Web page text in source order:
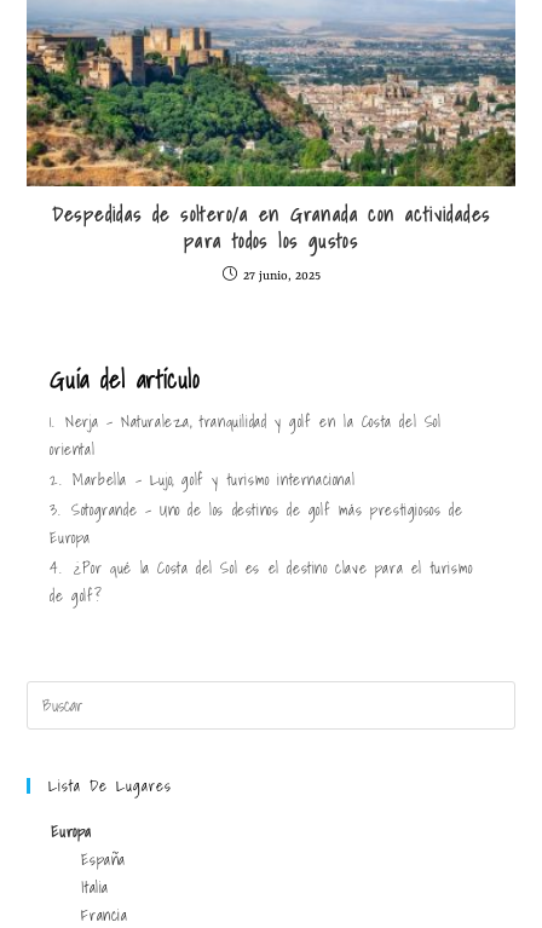
Despedidas de soltero/a en Granada con actividades
para todos los gustos
27 junio, 2025
Guía del artículo
1. Nerja – Naturaleza, tranquilidad y golf en la Costa del Sol
oriental
2. Marbella – Lujo, golf y turismo internacional
3. Sotogrande – Uno de los destinos de golf más prestigiosos de
Europa
4. ¿Por qué la Costa del Sol es el destino clave para el turismo
de golf?
Lista De Lugares
Europa
España
Italia
Francia